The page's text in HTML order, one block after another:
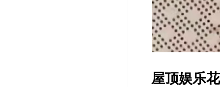
屋顶娱乐